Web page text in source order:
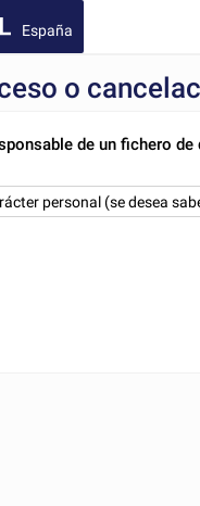
España
o
de un fichero de